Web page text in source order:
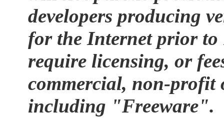
developers producing
for the Internet prior to
require licensing, or
commercial, non-profit
including "Freeware".